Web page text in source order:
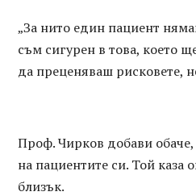
„За нито един пациент
съм сигурен в това, което
да преценяваш рисковете,
Проф. Чирков добави обаче,
на пациентите си. Той каза
близък.